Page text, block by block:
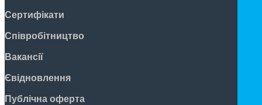
Сертифікати
Співробітництво
Вакансії
Євідновлення
Публічна оферта